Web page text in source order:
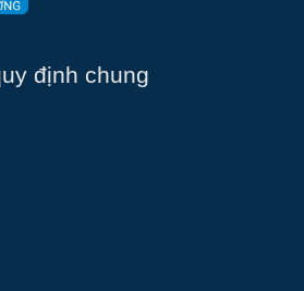
định chung